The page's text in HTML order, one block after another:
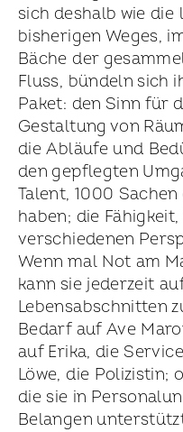
sich deshalb wie
bisherigen Weges,
Bäche der
Fluss, bündeln sich
Paket: den Sinn für
Gestaltung von
die Abläufe und
den gepflegten
Talent, 1000
haben; die
verschiedenen
Wenn mal Not am
kann sie jederzeit
Lebens­abschnitten
Bedarf auf Ave
auf Erika, die
Löwe, die Polizistin;
die sie in
Belangen